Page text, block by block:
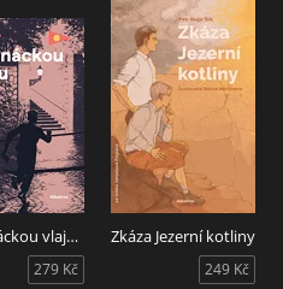
Pod junáckou vlajkou
279 Kč
Zkáza Jezerní kotliny
249 Kč